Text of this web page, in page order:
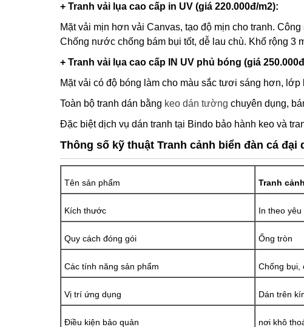
+ Tranh vải lụa cao cấp in UV (giá 220.000đ/m2):
Mặt vải mịn hơn vải Canvas, tạo độ mịn cho tranh.
Chống nước chống bám bụi tốt, dễ lau chù. Khổ rộng 3
+ Tranh vải lụa cao cấp IN UV phủ bóng (giá
Mặt vải có độ bóng làm cho màu sắc tươi sáng hơn,
Toàn bộ tranh dán bằng keo dán tường chuyên dụng,
Đặc biệt dịch vụ dán tranh tại Bindo bảo hành keo và
Thông số kỹ thuật Tranh cảnh biển đàn cá đại
Tên sản phẩm Tranh
Kích thước In theo
Quy cách đóng gói Ống tròn
Các tính năng sản phẩm Chống bụi,
Vị trí ứng dụng Dán trên
Điều kiện bảo quản nơi khô